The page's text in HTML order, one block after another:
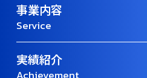
事業内容
Service
実績紹介